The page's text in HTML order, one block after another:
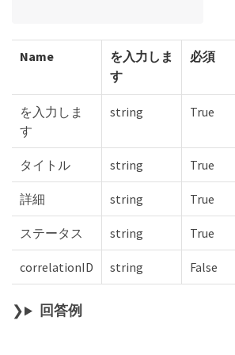
Name
を入力しま
す
必須
を入力しま
す
string True
タイトル string True
詳細 string True
ステータス string True
correlationID string False
回答例